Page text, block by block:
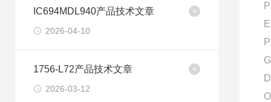
IC694MDL940产品技术文章
2026-04-10
1756-L72产品技术文章
2026-03-12